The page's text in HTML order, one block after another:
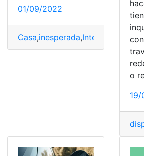
01/09/2022
Casa,inesperada,Internet
o